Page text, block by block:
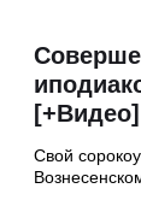
[+Видео]
Свой